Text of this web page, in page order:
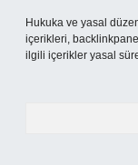
Hukuka ve yasal
içerikleri,
ilgili içerikler yasal